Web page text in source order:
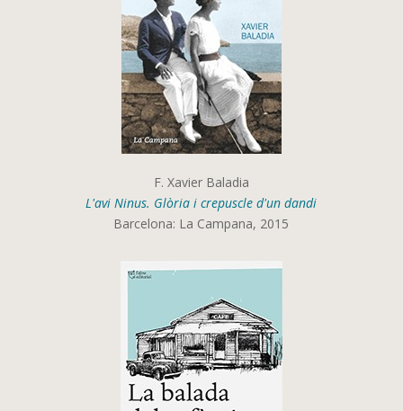
F. Xavier Baladia
L'avi Ninus. Glòria i crepuscle d'un dandi
Barcelona: La Campana, 2015